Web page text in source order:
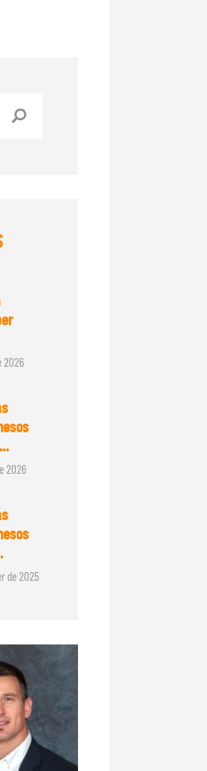
2026
2026
de 2025